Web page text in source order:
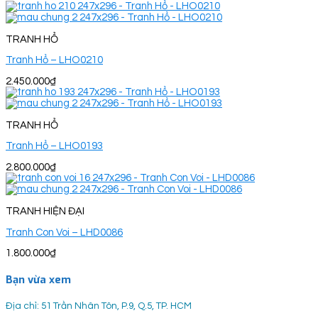
TRANH HỔ
Tranh Hổ – LHO0210
2.450.000₫
TRANH HỔ
Tranh Hổ – LHO0193
2.800.000₫
TRANH HIỆN ĐẠI
Tranh Con Voi – LHD0086
1.800.000₫
Bạn vừa xem
Địa chỉ: 51 Trần Nhân Tôn, P.9, Q.5, TP. HCM